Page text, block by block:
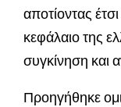
αποτίοντας
κεφάλαιο της
συγκίνηση και
Προηγήθηκε